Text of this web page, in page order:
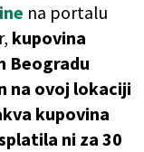
na portalu
kupovina
Beogradu
na ovoj lokaciji
kupovina
ni za 30